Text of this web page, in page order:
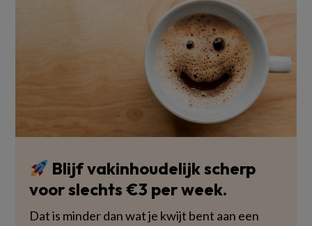
Blijf vakinhoudelijk scherp
voor slechts €3 per week.
Dat is minder dan wat je kwijt bent aan een